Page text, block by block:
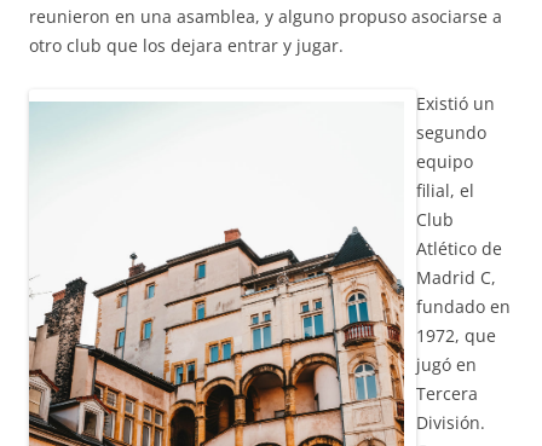
reunieron en una asamblea, y alguno propuso asociarse a
otro club que los dejara entrar y jugar.
Existió un
segundo
equipo
filial, el
Club
Atlético de
Madrid C,
fundado en
1972, que
jugó en
Tercera
División.